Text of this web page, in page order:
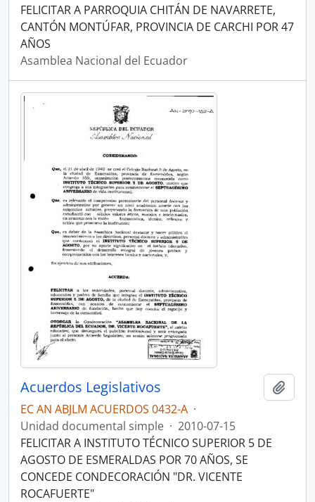
FELICITAR A PARROQUIA CHITÁN DE NAVARRETE,
CANTÓN MONTÚFAR, PROVINCIA DE CARCHI POR 47
AÑOS
Asamblea Nacional del Ecuador
Acuerdos Legislativos
EC AN ABJLM ACUERDOS 0432-A ·
Unidad documental simple · 2010-07-15
FELICITAR A INSTITUTO TÉCNICO SUPERIOR 5 DE
AGOSTO DE ESMERALDAS POR 70 AÑOS, SE
CONCEDE CONDECORACIÓN "DR. VICENTE
ROCAFUERTE"